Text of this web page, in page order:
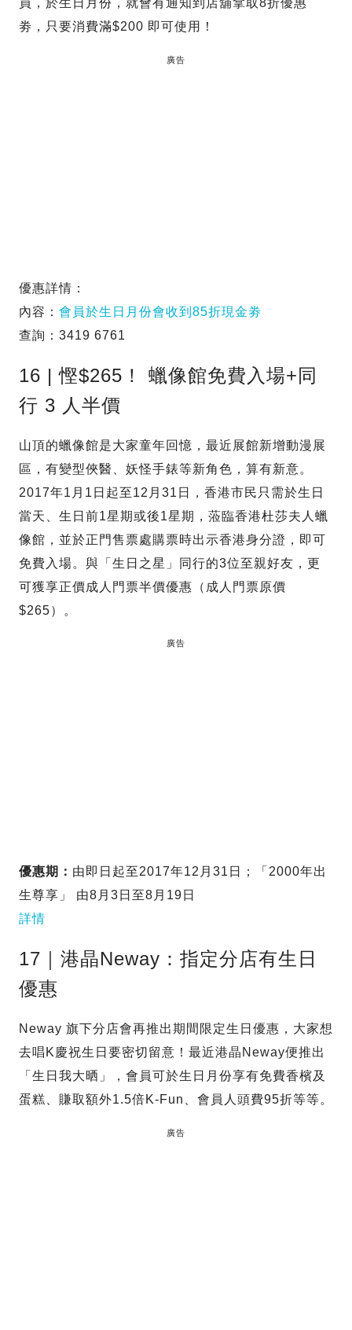
員，於生日月份，就會有通知到店舖拿取8折優惠
劵，只要消費滿$200 即可使用！
廣告
優惠詳情：
內容： 會員於生日月份會收到85折現金劵
查詢：3419 6761
16 | 慳$265！ 蠟像館免費入場+同
行 3 人半價
山頂的蠟像館是大家童年回憶，最近展館新增動漫展
區，有變型俠醫、妖怪手錶等新角色，算有新意。
2017年1月1日起至12月31日，香港市民只需於生日
當天、生日前1星期或後1星期，蒞臨香港杜莎夫人蠟
像館，並於正門售票處購票時出示香港身分證，即可
免費入場。與「生日之星」同行的3位至親好友，更
可獲享正價成人門票半價優惠（成人門票原價
$265）。
廣告
優惠期： 由即日起至2017年12月31日；「2000年出
生尊享」 由8月3日至8月19日
詳情
17｜港晶Neway：指定分店有生日
優惠
Neway 旗下分店會再推出期間限定生日優惠，大家想
去唱K慶祝生日要密切留意！最近港晶Neway便推出
「生日我大晒」，會員可於生日月份享有免費香檳及
蛋糕、賺取額外1.5倍K-Fun、會員人頭費95折等等。
廣告